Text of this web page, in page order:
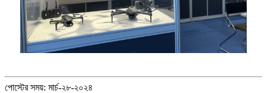
পোস্টের সময়: মার্চ-২৮-২০২৪